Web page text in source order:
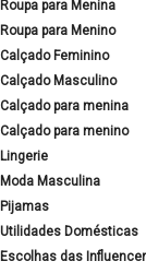
Roupa para Menina
Roupa para Menino
Calçado Feminino
Calçado Masculino
Calçado para menina
Calçado para menino
Lingerie
Moda Masculina
Pijamas
Utilidades Domésticas
Escolhas das